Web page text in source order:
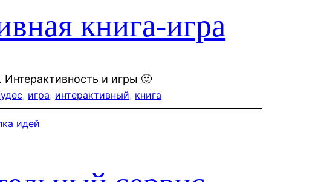
книга-игра
и игры 🙂
, игра, интерактивный, книга
идей